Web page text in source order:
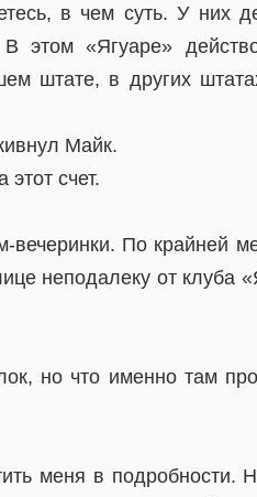
в чем суть. У них
этом «Ягуаре»
штате, в других
Майк.
счет.
По крайней
неподалеку от клуба
но что именно там
меня в подробности.